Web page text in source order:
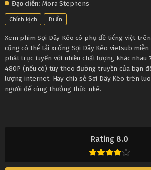
Rating 8.0
Đạo diễn: Mora Stephens
Chính kịch Bí ẩn
Xem phim Sợi Dây Kéo có phụ đề tiếng việt
cũng có thể tải xuống Sợi Dây Kéo vietsub
phát trực tuyến với nhiều chất lượng khác nhau
480P (nếu có) tùy theo đường truyền của bạn
lượng internet. Hãy chia sẻ Sợi Dây Kéo trên
người để cùng thưởng thức nhé.